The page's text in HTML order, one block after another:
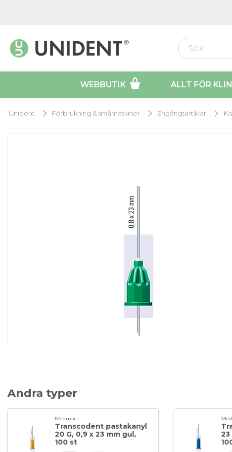
WEBBUTIK ALLT FÖR
Unident Förbrukning & småmaskiner Engångsartiklar
Andra typer
Medmix
Transcodent pastakanyl
20 G, 0,9 x 23 mm gul,
100 st
23